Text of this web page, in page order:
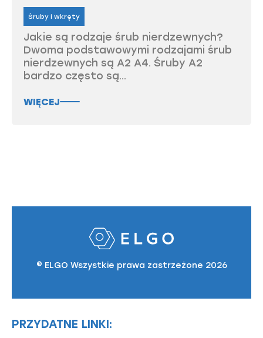
Śruby i wkręty
Jakie są rodzaje śrub nierdzewnych?
Dwoma podstawowymi rodzajami śrub
nierdzewnych są A2 A4. Śruby A2
bardzo często są...
WIĘCEJ
© ELGO Wszystkie prawa zastrzeżone 2026
PRZYDATNE LINKI: